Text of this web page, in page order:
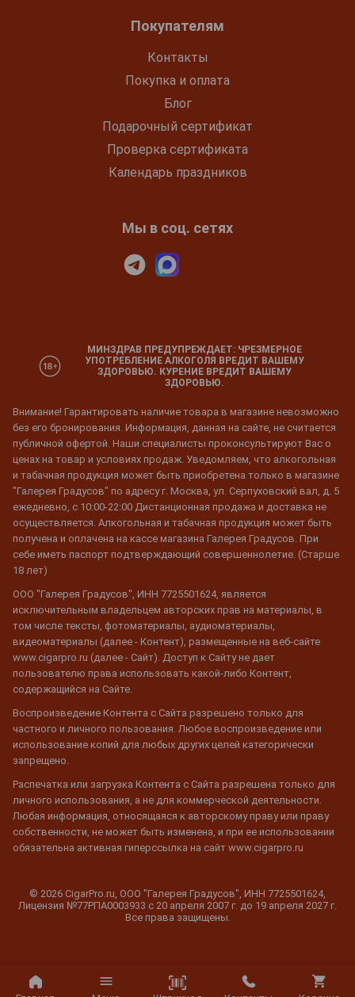
Покупателям
Контакты
Покупка и оплата
Блог
Подарочный сертификат
Проверка сертификата
Календарь праздников
Мы в соц. сетях
МИНЗДРАВ ПРЕДУПРЕЖДАЕТ: ЧРЕЗМЕРНОЕ
УПОТРЕБЛЕНИЕ АЛКОГОЛЯ ВРЕДИТ ВАШЕМУ
ЗДОРОВЬЮ. КУРЕНИЕ ВРЕДИТ ВАШЕМУ
ЗДОРОВЬЮ.
Внимание! Гарантировать наличие товара в магазине невозможно
без его бронирования. Информация, данная на сайте, не считается
публичной офертой. Наши специалисты проконсультируют Вас о
ценах на товар и условиях продаж. Уведомляем, что алкогольная
и табачная продукция может быть приобретена только в магазине
"Галерея Градусов" по адресу г. Москва, ул. Серпуховский вал, д. 5
ежедневно, с 10:00-22:00 Дистанционная продажа и доставка не
осуществляется. Алкогольная и табачная продукция может быть
получена и оплачена на кассе магазина Галерея Градусов. При
себе иметь паспорт подтверждающий совершеннолетие. (Старше
18 лет)
ООО "Галерея Градусов", ИНН 7725501624, является
исключительным владельцем авторских прав на материалы, в
том числе тексты, фотоматериалы, аудиоматериалы,
видеоматериалы (далее - Контент), размещенные на веб-сайте
www.cigarpro.ru (далее - Сайт). Доступ к Сайту не дает
пользователю права использовать какой-либо Контент,
содержащийся на Сайте.
Воспроизведение Контента с Сайта разрешено только для
частного и личного пользования. Любое воспроизведение или
использование копий для любых других целей категорически
запрещено.
Распечатка или загрузка Контента с Сайта разрешена только для
личного использования, а не для коммерческой деятельности.
Любая информация, относящаяся к авторскому праву или праву
собственности, не может быть изменена, и при ее использовании
обязательна активная гиперссылка на сайт www.cigarpro.ru
© 2026 CigarPro.ru, ООО "Галерея Градусов", ИНН 7725501624,
Лицензия №77РПА0003933 c 20 апреля 2007 г. до 19 апреля 2027 г.
Все права защищены.